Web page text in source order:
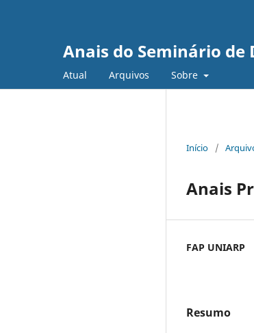
Anais do Seminário de
Atual Arquivos Sobre
Início /
Anais
FAP UNIARP
Resumo